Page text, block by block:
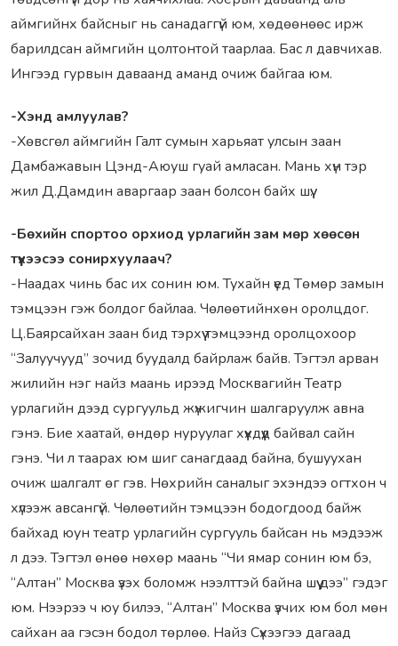
аймгийнх байсныг нь санадаггүй юм, хөдөөнөөс ирж
барилдсан аймгийн цолтонтой таарлаа. Бас л давчихав.
Ингээд гурвын даваанд аманд очиж байгаа юм.
-Хэнд амлуулав?
-Хөвсгөл аймгийн Галт сумын харьяат улсын заан
Дамбажавын Цэнд-Аюуш гуай амласан. Мань хүн тэр
жил Д.Дамдин аваргаар заан болсон байх шүү.
-Бөхийн спортоо орхиод урлагийн зам мөр хөөсөн
түүхээсээ сонирхуулаач?
-Наадах чинь бас их сонин юм. Тухайн үед Төмөр замын
тэмцээн гэж болдог байлаа. Чөлөөтийнхөн оролцдог.
Ц.Баярсайхан заан бид тэрхүү тэмцээнд оролцохоор
“Залуучууд” зочид буудалд байрлаж байв. Тэгтэл арван
жилийн нэг найз маань ирээд Москвагийн Театр
урлагийн дээд сургуульд жүжигчин шалгаруулж авна
гэнэ. Бие хаатай, өндөр нуруулаг хүүхдүүд байвал сайн
гэнэ. Чи л таарах юм шиг санагдаад байна, бушуухан
очиж шалгалт өг гэв. Нөхрийн саналыг эхэндээ огтхон ч
хүлээж авсангүй. Чөлөөтийн тэмцээн бодогдоод байж
байхад юун театр урлагийн сургууль байсан нь мэдээж
л дээ. Тэгтэл өнөө нөхөр маань “Чи ямар сонин юм бэ,
“Алтан” Москва үзэх боломж нээлттэй байна шүү дээ” гэдэг
юм. Нээрээ ч юу билээ, “Алтан” Москва үзчих юм бол мөн
сайхан аа гэсэн бодол төрлөө. Найз Сүхээгээ дагаад